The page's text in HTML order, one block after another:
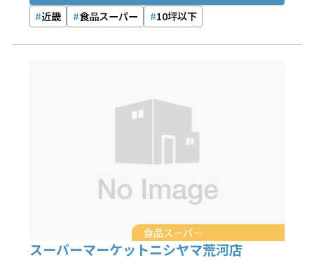
近畿 食品スーパー 10坪以下
食品スーパー
スーパーマーケットニシヤマ荒河店